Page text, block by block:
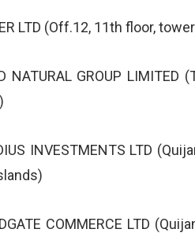
LTD (Off.12, 11th floor,
NATURAL GROUP
INVESTMENTS LTD
COMMERCE LTD